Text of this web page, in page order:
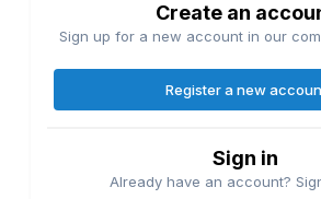
Create an
Sign up for a new account in our
Register a new
Sign in
Already have an account?